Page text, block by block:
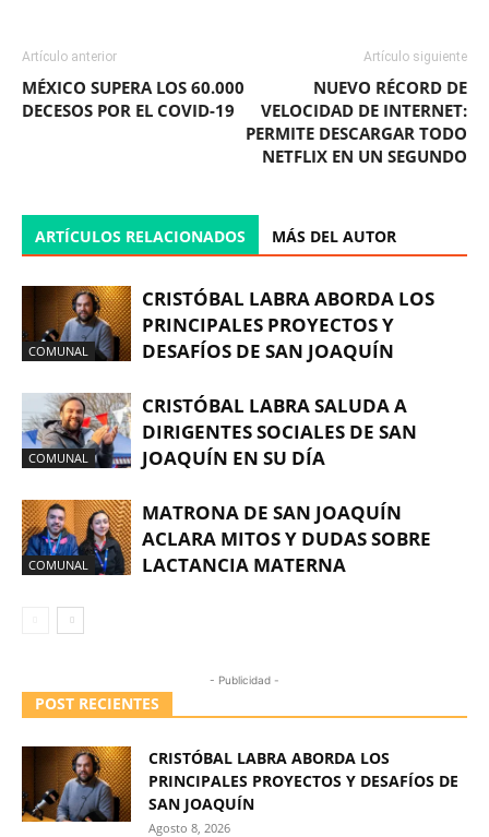
Artículo anterior
MÉXICO SUPERA LOS 60.000
DECESOS POR EL COVID-19
Artículo siguiente
NUEVO RÉCORD DE
VELOCIDAD DE INTERNET:
PERMITE DESCARGAR TODO
NETFLIX EN UN SEGUNDO
ARTÍCULOS RELACIONADOS MÁS DEL AUTOR
COMUNAL
CRISTÓBAL LABRA ABORDA LOS
PRINCIPALES PROYECTOS Y
DESAFÍOS DE SAN JOAQUÍN
COMUNAL
CRISTÓBAL LABRA SALUDA A
DIRIGENTES SOCIALES DE SAN
JOAQUÍN EN SU DÍA
COMUNAL
MATRONA DE SAN JOAQUÍN
ACLARA MITOS Y DUDAS SOBRE
LACTANCIA MATERNA
- Publicidad -
POST RECIENTES
CRISTÓBAL LABRA ABORDA LOS
PRINCIPALES PROYECTOS Y DESAFÍOS DE
SAN JOAQUÍN
Agosto 8, 2026